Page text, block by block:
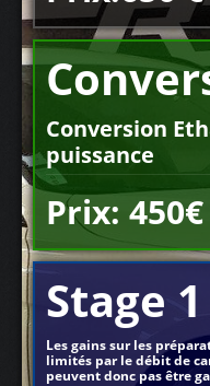
Conversion
puissance
Prix: 450€
Stage 1
Les gains sur les
limités par le débit de
peuvent donc pas être